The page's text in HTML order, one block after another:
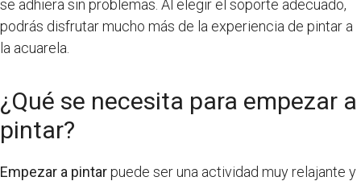
se adhiera sin problemas. Al elegir el soporte adecuado,
podrás disfrutar mucho más de la experiencia de pintar a
la acuarela.
¿Qué se necesita para empezar a
pintar?
Empezar a pintarpuede ser una actividad muy relajante y